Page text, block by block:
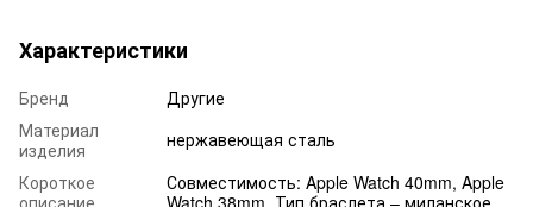
Характеристики
Бренд
Другие
Материал
изделия
нержавеющая сталь
Короткое
описание
Совместимость: Apple Watch 40mm, Apple
Watch 38mm. Тип браслета – миланское